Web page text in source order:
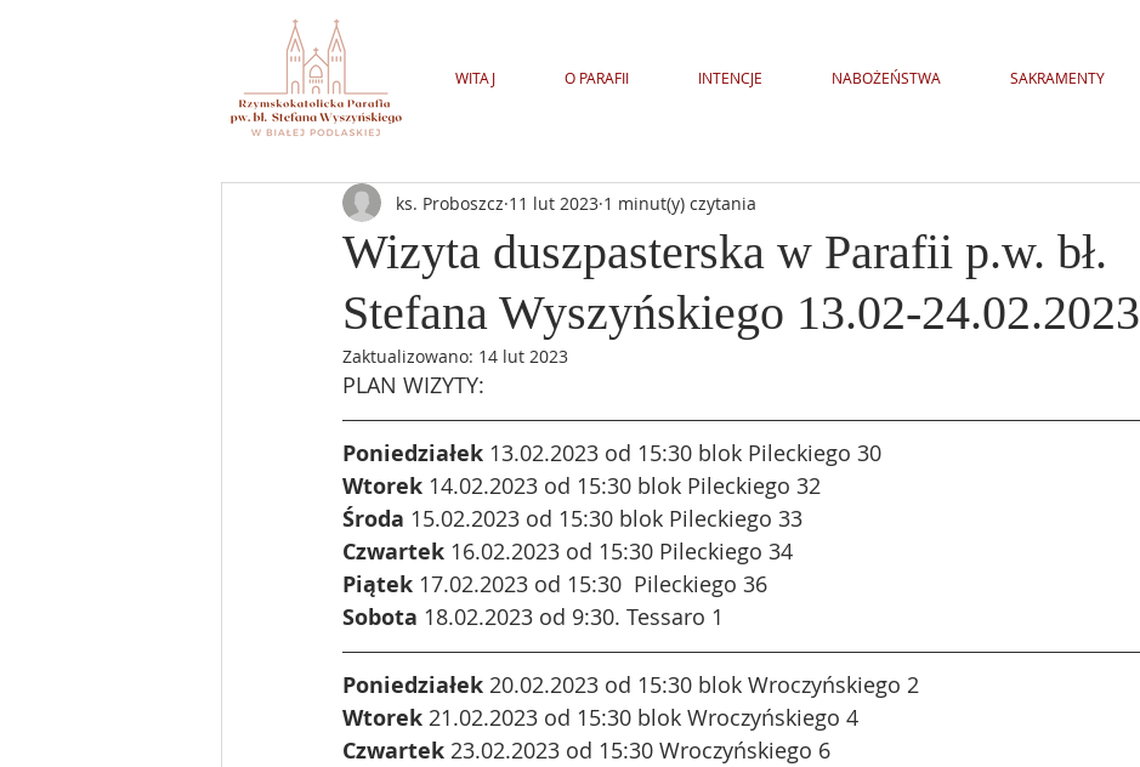
WITAJ O PARAFII INTENCJE NABOŻEŃSTWA SAKRAMENTY
Wizyta duszpasterska w Parafii p.w. bł.
Stefana Wyszyńskiego 13.02-24.02.2023
ks. Proboszcz 11 lut 2023 1 minut(y) czytania
Zaktualizowano: 14 lut 2023
PLAN WIZYTY:
Poniedziałek 13.02.2023 od 15:30 blok Pileckiego 30
Wtorek 14.02.2023 od 15:30 blok Pileckiego 32
Środa 15.02.2023 od 15:30 blok Pileckiego 33
Czwartek 16.02.2023 od 15:30 Pileckiego 34
Piątek 17.02.2023 od 15:30  Pileckiego 36
Sobota 18.02.2023 od 9:30. Tessaro 1
Poniedziałek 20.02.2023 od 15:30 blok Wroczyńskiego 2
Wtorek 21.02.2023 od 15:30 blok Wroczyńskiego 4
Czwartek 23.02.2023 od 15:30 Wroczyńskiego 6